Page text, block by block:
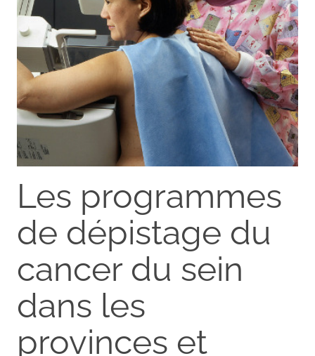
Les programmes
de dépistage du
cancer du sein
dans les
provinces et